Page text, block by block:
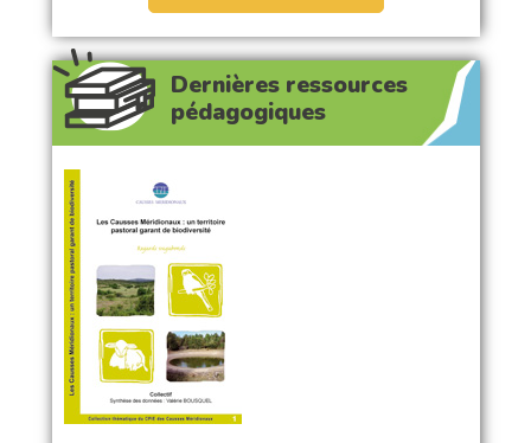
Dernières ressources
pédagogiques